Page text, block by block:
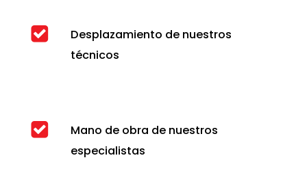
Desplazamiento de nuestros
técnicos
Mano de obra de nuestros
especialistas